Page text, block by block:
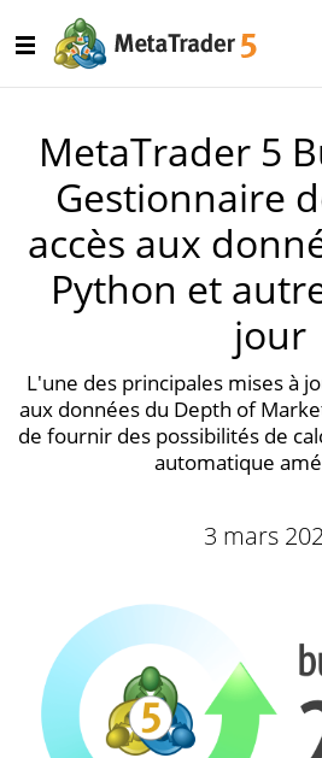
MetaTrader 5
Gestionnaire
accès aux
Python et
jour
L'une des principales mises à
aux données du Depth of
de fournir des possibilités de
automatique
3 mars